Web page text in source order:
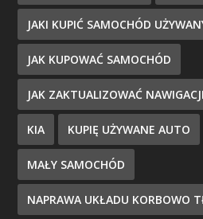
JAKI KUPIĆ SAMOCHÓD
JAK KUPOWAĆ SAMOCHÓD
JAK ZAKTUALIZOWAĆ
KIA KUPIĘ UŻYWANE AUTO
MAŁY SAMOCHÓD
NAPRAWA UKŁADU KORBOWO